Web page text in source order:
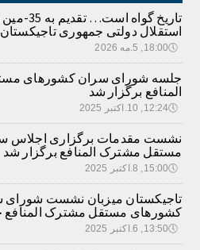
تاریخ گواه
استقلال دولتی جمهوری تاجیکستان
🕔18:00, 5.مه 2026
جلسه شورای سران کشورهای
المنافع برگزار شد
🕔12:24, 10.اکتبر 2025
نشست مقدمات برگزاری اجلاس
مستقل مشترک المنافع برگزار شد
🕔15:00, 8.اکتبر 2025
تاجیکستان میزبان نشست شورای
کشورهای مستقل مشترک المنافع
🕔13:50, 6.اکتبر 2025